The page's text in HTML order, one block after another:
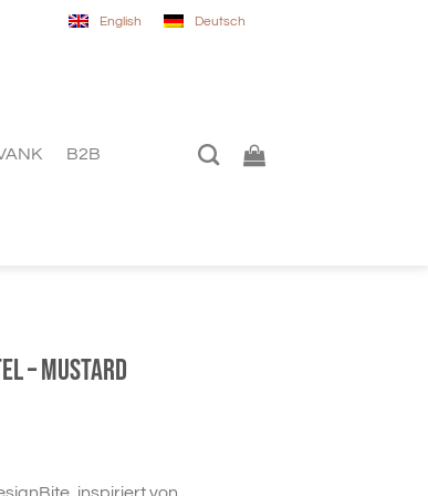
English Deutsch
B2B
– mustard